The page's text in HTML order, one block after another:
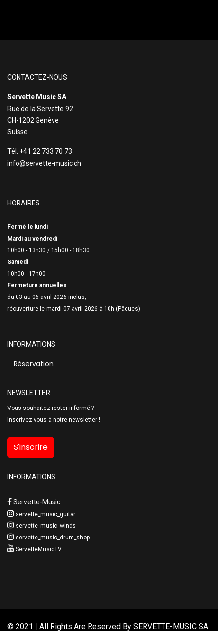
CONTACTEZ-NOUS
Servette Music SA
Rue de la Servette 92
CH-1202 Genève
Suisse
Tél. +41 22 733 70 73
info@servette-music.ch
HORAIRES
Fermé le lundi
Mardi au vendredi
10h00 - 13h30 / 15h00 - 18h30
Samedi
10h00 - 17h00
Fermeture annuelles
du 03 au 06 avril 2026 inclus,
réouverture le mardi 07 avril 2026 à 10h (Pâques)
INFORMATIONS
Réservation
NEWSLETTER
Vous souhaitez rester informé ?
Inscrivez-vous à notre newsletter !
S'inscrire
INFORMATIONS
Servette-Music
servette_music_guitar
servette_music_winds
servette_music_drum_shop
ServetteMusicTV
© 2021 | All Rights Are Reserved By SERVETTE-MUSIC SA